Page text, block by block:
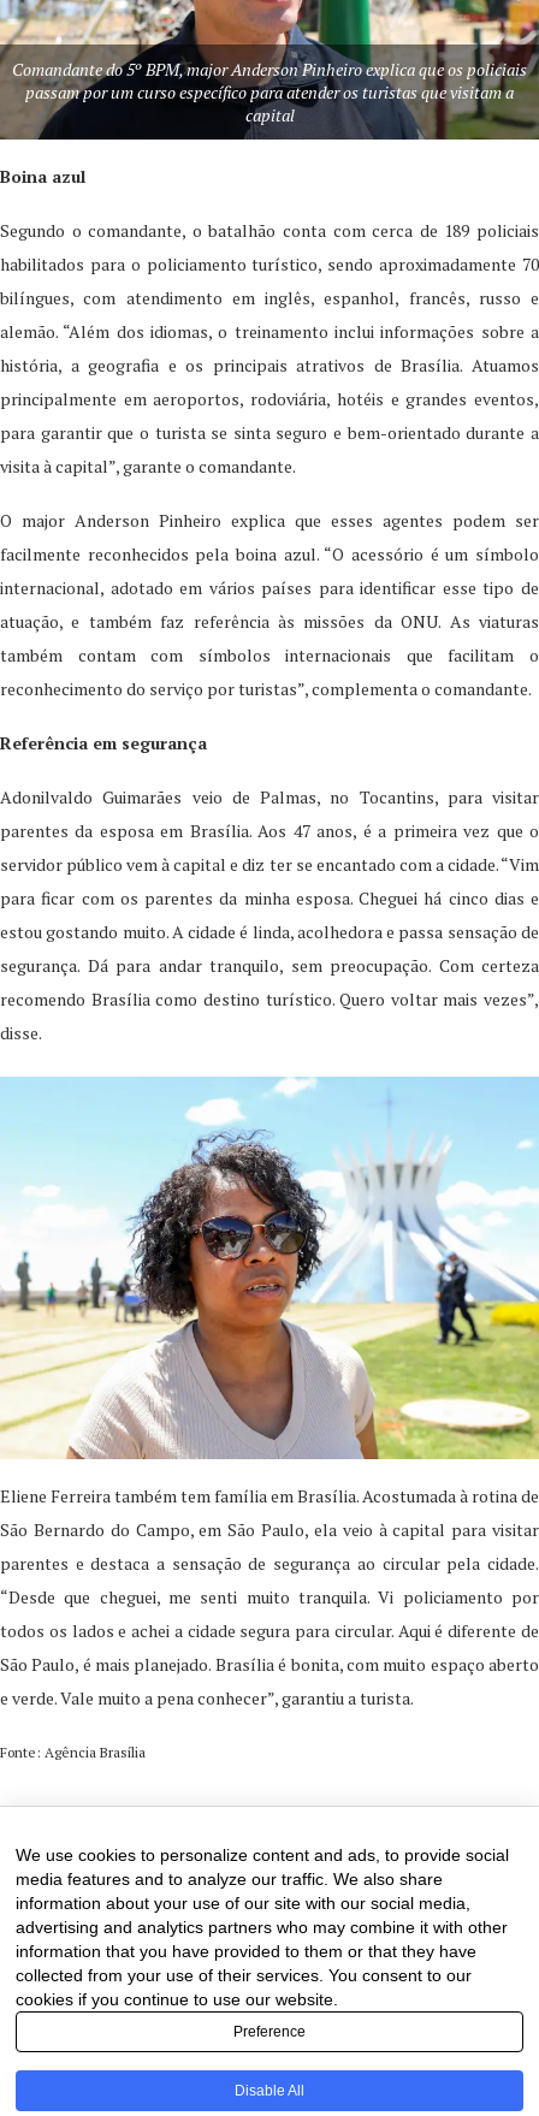
Comandante do 5º BPM, major Anderson Pinheiro explica que os policiais
passam por um curso específico para atender os turistas que visitam a
capital
Boina azul
Segundo o comandante, o batalhão conta com cerca de 189 policiais
habilitados para o policiamento turístico, sendo aproximadamente 70
bilíngues, com atendimento em inglês, espanhol, francês, russo e
alemão. “Além dos idiomas, o treinamento inclui informações sobre a
história, a geografia e os principais atrativos de Brasília. Atuamos
principalmente em aeroportos, rodoviária, hotéis e grandes eventos,
para garantir que o turista se sinta seguro e bem-orientado durante a
visita à capital”, garante o comandante.
O major Anderson Pinheiro explica que esses agentes podem ser
facilmente reconhecidos pela boina azul. “O acessório é um símbolo
internacional, adotado em vários países para identificar esse tipo de
atuação, e também faz referência às missões da ONU. As viaturas
também contam com símbolos internacionais que facilitam o
reconhecimento do serviço por turistas”, complementa o comandante.
Referência em segurança
Adonilvaldo Guimarães veio de Palmas, no Tocantins, para visitar
parentes da esposa em Brasília. Aos 47 anos, é a primeira vez que o
servidor público vem à capital e diz ter se encantado com a cidade. “Vim
para ficar com os parentes da minha esposa. Cheguei há cinco dias e
estou gostando muito. A cidade é linda, acolhedora e passa sensação de
segurança. Dá para andar tranquilo, sem preocupação. Com certeza
recomendo Brasília como destino turístico. Quero voltar mais vezes”,
disse.
Eliene Ferreira também tem família em Brasília. Acostumada à rotina de
São Bernardo do Campo, em São Paulo, ela veio à capital para visitar
parentes e destaca a sensação de segurança ao circular pela cidade.
“Desde que cheguei, me senti muito tranquila. Vi policiamento por
todos os lados e achei a cidade segura para circular. Aqui é diferente de
São Paulo, é mais planejado. Brasília é bonita, com muito espaço aberto
e verde. Vale muito a pena conhecer”, garantiu a turista.
Fonte: Agência Brasília
We use cookies to personalize content and ads, to provide social
media features and to analyze our traffic. We also share
information about your use of our site with our social media,
advertising and analytics partners who may combine it with other
information that you have provided to them or that they have
collected from your use of their services. You consent to our
cookies if you continue to use our website.
Preference
Disable All